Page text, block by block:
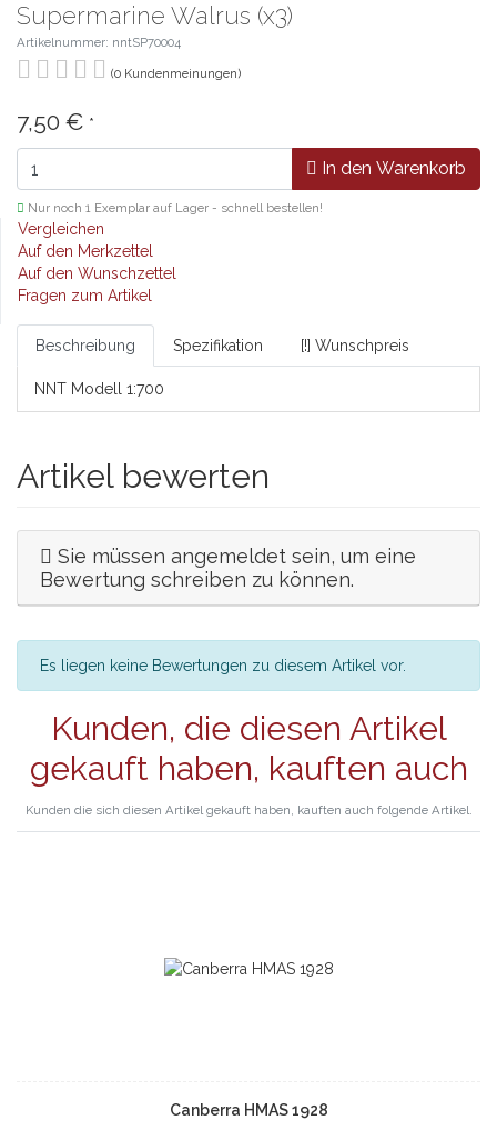
Supermarine Walrus (x3)
Artikelnummer: nntSP70004
(0 Kundenmeinungen)
7,50 € *
In den Warenkorb
Nur noch 1 Exemplar auf Lager - schnell bestellen!
Vergleichen
Auf den Merkzettel
Auf den Wunschzettel
Fragen zum Artikel
Beschreibung Spezifikation [!] Wunschpreis
NNT Modell 1:700
Artikel bewerten
Sie müssen angemeldet sein, um eine
Bewertung schreiben zu können.
Es liegen keine Bewertungen zu diesem Artikel vor.
Kunden, die diesen Artikel
gekauft haben, kauften auch
Kunden die sich diesen Artikel gekauft haben, kauften auch folgende Artikel.
Canberra HMAS 1928